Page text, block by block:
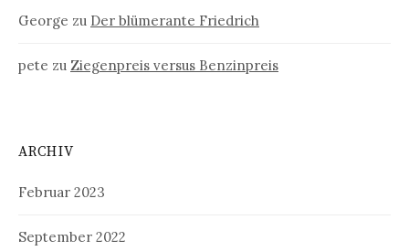
George zu Der blümerante Friedrich
pete zu Ziegenpreis versus Benzinpreis
ARCHIV
Februar 2023
September 2022